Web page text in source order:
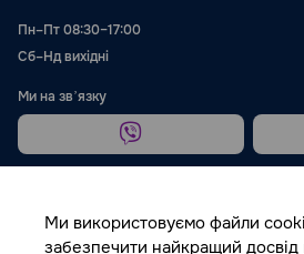
Пн–Пт 08:30–17:00
Сб–Нд вихідні
Ми на звʼязку
Ми використовуємо файли
забезпечити найкращий досвід